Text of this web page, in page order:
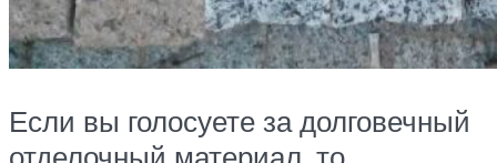
Если вы голосуете за долговечный